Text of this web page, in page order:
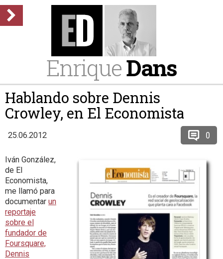
EnriqueDans
Hablando sobre Dennis
Crowley, en El Economista
25.06.2012 0
Iván González,
de El
Economista,
me llamó para
documentar un
reportaje
sobre el
fundador de
Foursquare,
Dennis